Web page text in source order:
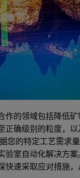
作的领域包括降低矿
正确级别的粒度，以
您的特定工艺需求量
验室自动化解决方案
快速采取应对措施，